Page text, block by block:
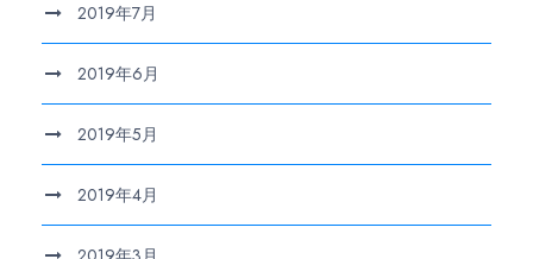
2019年7月
2019年6月
2019年5月
2019年4月